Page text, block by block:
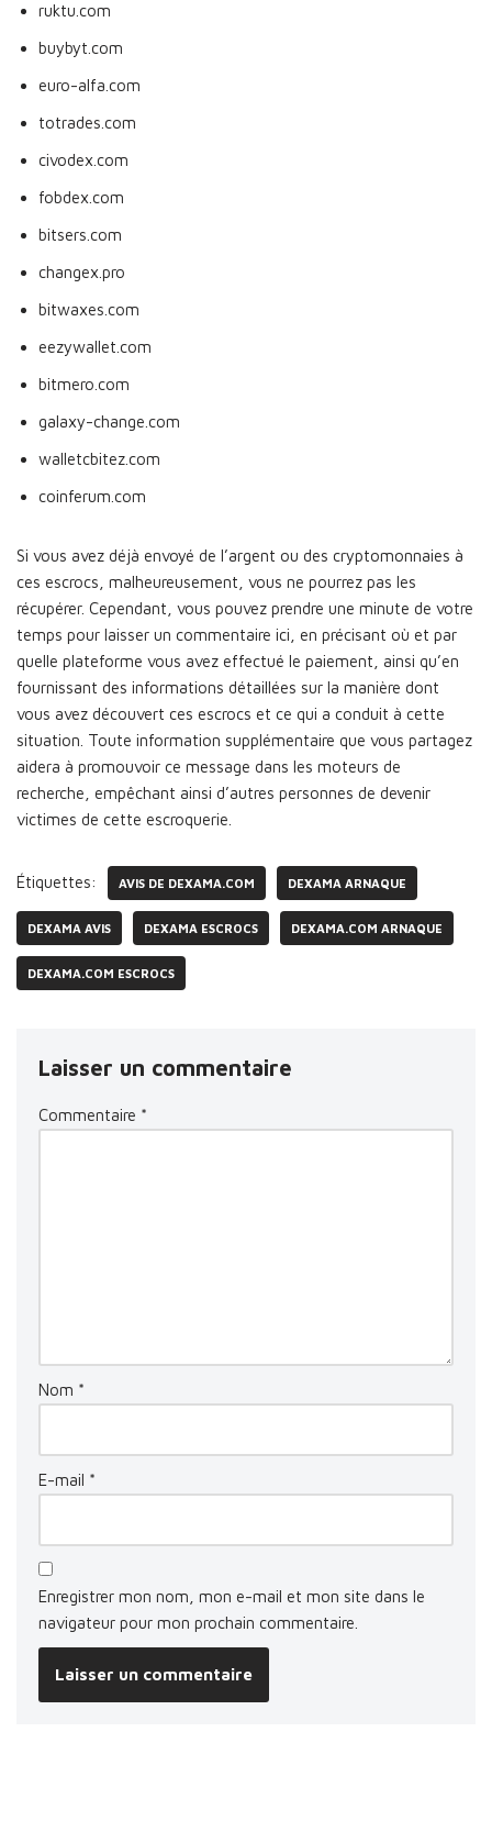
ruktu.com
buybyt.com
euro-alfa.com
totrades.com
civodex.com
fobdex.com
bitsers.com
changex.pro
bitwaxes.com
eezywallet.com
bitmero.com
galaxy-change.com
walletcbitez.com
coinferum.com
Si vous avez déjà envoyé de l’argent ou des cryptomonnaies à
ces escrocs, malheureusement, vous ne pourrez pas les
récupérer. Cependant, vous pouvez prendre une minute de votre
temps pour laisser un commentaire ici, en précisant où et par
quelle plateforme vous avez effectué le paiement, ainsi qu’en
fournissant des informations détaillées sur la manière dont
vous avez découvert ces escrocs et ce qui a conduit à cette
situation. Toute information supplémentaire que vous partagez
aidera à promouvoir ce message dans les moteurs de
recherche, empêchant ainsi d’autres personnes de devenir
victimes de cette escroquerie.
Étiquettes: AVIS DE DEXAMA.COM DEXAMA ARNAQUE
DEXAMA AVIS DEXAMA ESCROCS DEXAMA.COM ARNAQUE
DEXAMA.COM ESCROCS
Laisser un commentaire
Commentaire *
Nom *
E-mail *
Enregistrer mon nom, mon e-mail et mon site dans le
navigateur pour mon prochain commentaire.